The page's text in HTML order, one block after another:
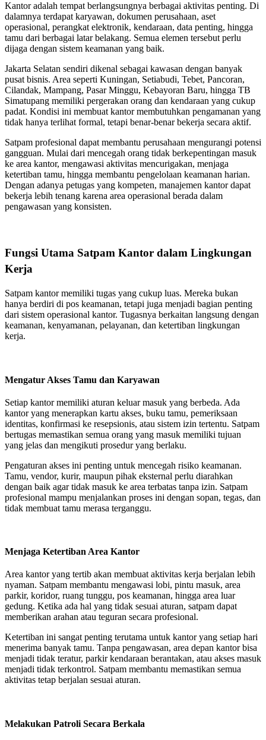
Kantor adalah tempat berlangsungnya berbagai aktivitas penting. Di
dalamnya terdapat karyawan, dokumen perusahaan, aset
operasional, perangkat elektronik, kendaraan, data penting, hingga
tamu dari berbagai latar belakang. Semua elemen tersebut perlu
dijaga dengan sistem keamanan yang baik.
Jakarta Selatan sendiri dikenal sebagai kawasan dengan banyak
pusat bisnis. Area seperti Kuningan, Setiabudi, Tebet, Pancoran,
Cilandak, Mampang, Pasar Minggu, Kebayoran Baru, hingga TB
Simatupang memiliki pergerakan orang dan kendaraan yang cukup
padat. Kondisi ini membuat kantor membutuhkan pengamanan yang
tidak hanya terlihat formal, tetapi benar-benar bekerja secara aktif.
Satpam profesional dapat membantu perusahaan mengurangi potensi
gangguan. Mulai dari mencegah orang tidak berkepentingan masuk
ke area kantor, mengawasi aktivitas mencurigakan, menjaga
ketertiban tamu, hingga membantu pengelolaan keamanan harian.
Dengan adanya petugas yang kompeten, manajemen kantor dapat
bekerja lebih tenang karena area operasional berada dalam
pengawasan yang konsisten.
Fungsi Utama Satpam Kantor dalam Lingkungan
Kerja
Satpam kantor memiliki tugas yang cukup luas. Mereka bukan
hanya berdiri di pos keamanan, tetapi juga menjadi bagian penting
dari sistem operasional kantor. Tugasnya berkaitan langsung dengan
keamanan, kenyamanan, pelayanan, dan ketertiban lingkungan
kerja.
Mengatur Akses Tamu dan Karyawan
Setiap kantor memiliki aturan keluar masuk yang berbeda. Ada
kantor yang menerapkan kartu akses, buku tamu, pemeriksaan
identitas, konfirmasi ke resepsionis, atau sistem izin tertentu. Satpam
bertugas memastikan semua orang yang masuk memiliki tujuan
yang jelas dan mengikuti prosedur yang berlaku.
Pengaturan akses ini penting untuk mencegah risiko keamanan.
Tamu, vendor, kurir, maupun pihak eksternal perlu diarahkan
dengan baik agar tidak masuk ke area terbatas tanpa izin. Satpam
profesional mampu menjalankan proses ini dengan sopan, tegas, dan
tidak membuat tamu merasa terganggu.
Menjaga Ketertiban Area Kantor
Area kantor yang tertib akan membuat aktivitas kerja berjalan lebih
nyaman. Satpam membantu mengawasi lobi, pintu masuk, area
parkir, koridor, ruang tunggu, pos keamanan, hingga area luar
gedung. Ketika ada hal yang tidak sesuai aturan, satpam dapat
memberikan arahan atau teguran secara profesional.
Ketertiban ini sangat penting terutama untuk kantor yang setiap hari
menerima banyak tamu. Tanpa pengawasan, area depan kantor bisa
menjadi tidak teratur, parkir kendaraan berantakan, atau akses masuk
menjadi tidak terkontrol. Satpam membantu memastikan semua
aktivitas tetap berjalan sesuai aturan.
Melakukan Patroli Secara Berkala